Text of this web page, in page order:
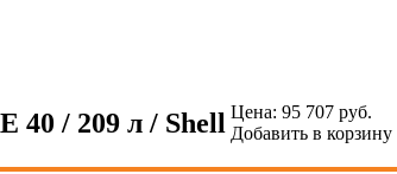
40 / 209 л / Shell Цена: 95 707 руб.
Добавить в корзину